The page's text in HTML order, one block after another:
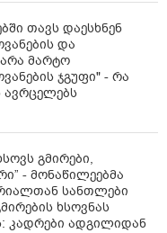
თავს დაესხნენ
და
მარტო
ჯგუფი" - რა
ავრცელებს
გმირები,
- მონაწილეებმა
სანთლები
ხსოვნას
კადრები ადგილიდან